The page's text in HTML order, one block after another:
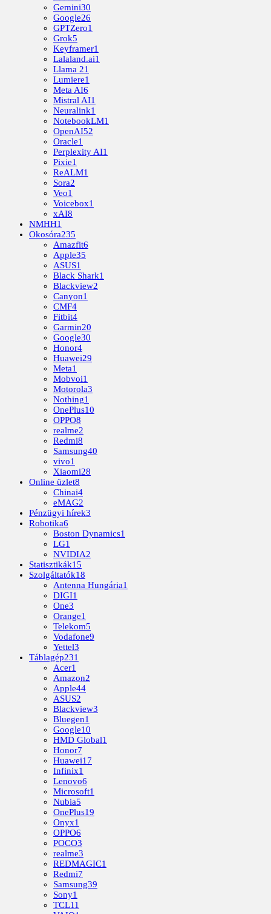
Gemini30
Google26
GPTZero1
Grok5
Keyframer1
Lalaland.ai1
Llama 21
Lumiere1
Meta AI6
Mistral AI1
Neuralink1
NotebookLM1
OpenAI52
Oracle1
Perplexity AI1
Pixie1
ReALM1
Sora2
Veo1
Voicebox1
xAI8
NMHH1
Okosóra235
Amazfit6
Apple35
ASUS1
Black Shark1
Blackview2
Canyon1
CMF4
Fitbit4
Garmin20
Google30
Honor4
Huawei29
Meta1
Mobvoi1
Motorola3
Nothing1
OnePlus10
OPPO8
realme2
Redmi8
Samsung40
vivo1
Xiaomi28
Online üzlet8
Chinai4
eMAG2
Pénzügyi hírek3
Robotika6
Boston Dynamics1
LG1
NVIDIA2
Statisztikák15
Szolgáltatók18
Antenna Hungária1
DIGI1
One3
Orange1
Telekom5
Vodafone9
Yettel3
Táblagép231
Acer1
Amazon2
Apple44
ASUS2
Blackview3
Bluegen1
Google10
HMD Global1
Honor7
Huawei17
Infinix1
Lenovo6
Microsoft1
Nubia5
OnePlus19
Onyx1
OPPO6
POCO3
realme3
REDMAGIC1
Redmi7
Samsung39
Sony1
TCL11